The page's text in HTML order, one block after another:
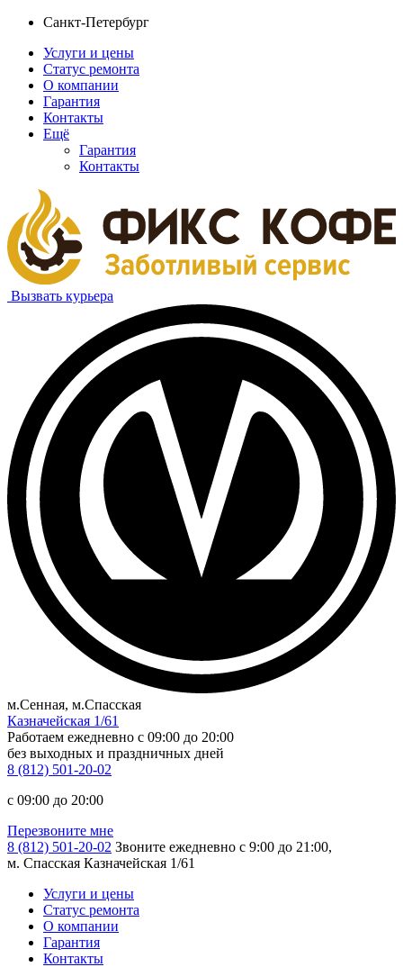
Санкт-Петербург
Услуги и цены
Статус ремонта
О компании
Гарантия
Контакты
Ещё
Гарантия
Контакты
Вызвать курьера
м.Сенная, м.Спасская
Казначейская 1/61
Работаем ежедневно c 09:00 до 20:00
без выходных и праздничных дней
8 (812) 501-20-02
c 09:00 до 20:00
Перезвоните мне
8 (812) 501-20-02 Звоните ежедневно с 9:00 до 21:00,
м. Спасская Казначейская 1/61
Услуги и цены
Статус ремонта
О компании
Гарантия
Контакты